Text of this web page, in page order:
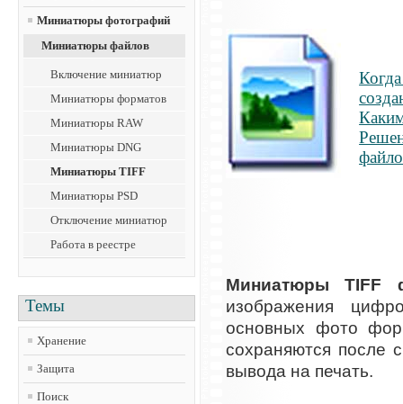
Миниатюры фотографий
Миниатюры файлов
Включение миниатюр
Миниатюры форматов
Миниатюры RAW
Миниатюры DNG
Миниатюры TIFF
Миниатюры PSD
Отключение миниатюр
Работа в реестре
Темы
Хранение
Защита
Поиск
Миниатюры TIFF
изображения
основных фото
сохраняются после
вывода на печать.